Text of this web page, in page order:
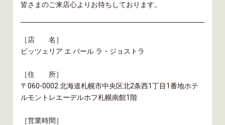
皆さまのご来店心よりお待ちしております。
［店 名］
ピッツェリア エ バール ラ・ジョストラ
［住 所］
〒060-0002 北海道札幌市中央区北2条西1丁目1番地ホテ
ルモントレエーデルホフ札幌南館1階
［営業時間］